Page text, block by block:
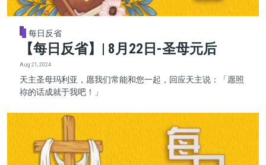
每日反省
【每日反省】| 8月22日-圣母元后
Aug 21, 2024
天主圣母玛利亚，愿我们常能和您一起，回应天主说：「愿照
祢的话成就于我吧！」